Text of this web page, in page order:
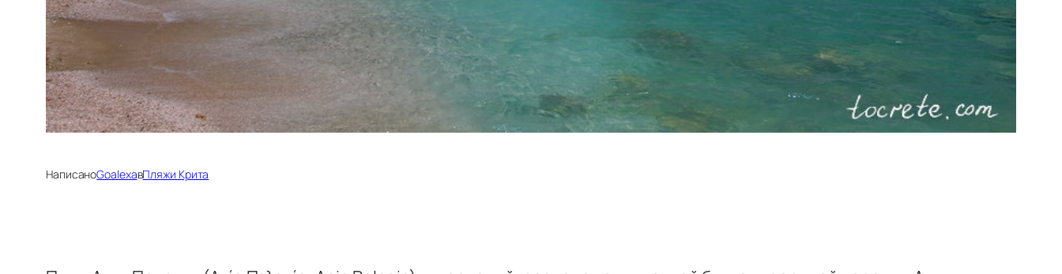
НаписаноGoalexaвПляжи Крита